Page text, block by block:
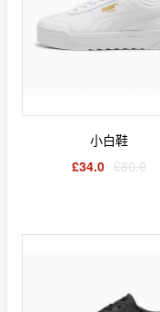
小白鞋
£34.0 £80.0